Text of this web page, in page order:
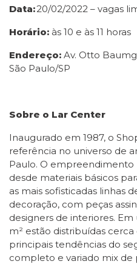
Data:20/02/2022 – vagas
Horário: às 10 e às 11 horas
Endereço: Av. Otto
São Paulo/SP
Sobre o Lar Center
Inaugurado em 1987, o
referência no universo de
Paulo. O
desde materiais básicos
as mais sofisticadas linhas
decoração, com peças
designers de interiores.
m² estão distribuídas
principais tendências do
completo e variado mix de